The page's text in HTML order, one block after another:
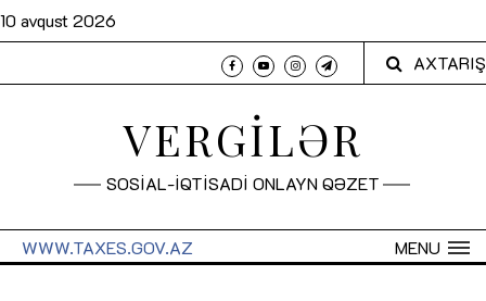
10 avqust 2026
AXTARIŞ
VERGİLƏR
SOSİAL-İQTİSADİ ONLAYN QƏZET
MENU
WWW.TAXES.GOV.AZ